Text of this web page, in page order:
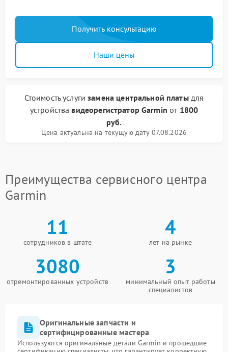
Получить консультацию
Наши цены
Стоимость услугизамена центральной платыдля
устройства видеорегистратор Garmin от 1800
руб.
Цена актуальна на текущую дату 07.08.2026
Преимущества сервисного центра
Garmin
11
сотрудников в штате
4
лет на рынке
3080
отремонтированных устройств
3
минимальный опыт работы
специалистов
Оригинальные запчасти и
сертифицированные мастера
Используются оригинальные детали Garmin и прошедшие